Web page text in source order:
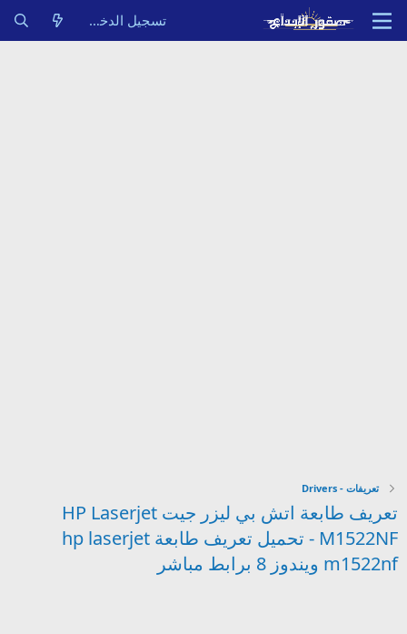
تسجيل الدخول
تعريفات - Drivers
تعريف طابعة اتش بي ليزر جيت HP Laserjet
M1522NF - تحميل تعريف طابعة hp laserjet
m1522nf ويندوز 8 برابط مباشر